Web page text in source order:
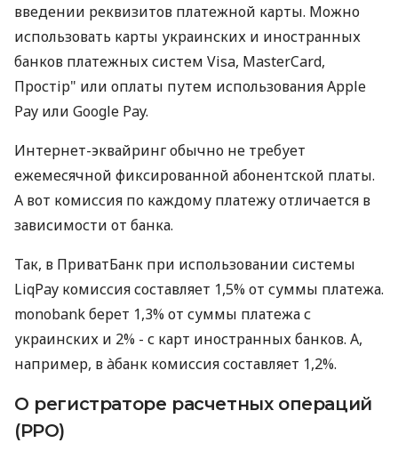
введении реквизитов платежной карты. Можно
использовать карты украинских и иностранных
банков платежных систем Visa, MasterCard,
Простір" или оплаты путем использования Apple
Pay или Google Pay.
Интернет-эквайринг обычно не требует
ежемесячной фиксированной абонентской платы.
А вот комиссия по каждому платежу отличается в
зависимости от банка.
Так, в ПриватБанк при использовании системы
LiqPay комиссия составляет 1,5% от суммы платежа.
monobank берет 1,3% от суммы платежа с
украинских и 2% - с карт иностранных банков. А,
например, в àбанк комиссия составляет 1,2%.
О регистраторе расчетных операций
(РРО)